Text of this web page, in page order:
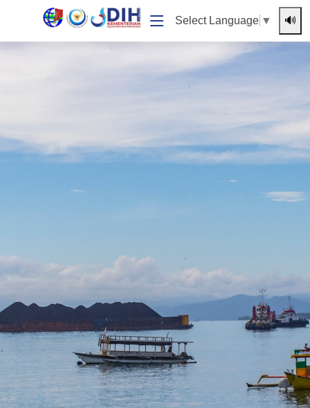
Select Language ▼ 🔊